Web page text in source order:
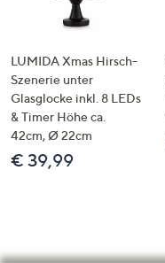
LUMIDA Xmas Hirsch-
Szenerie unter
Glasglocke inkl. 8 LEDs
& Timer Höhe ca.
42cm, Ø 22cm
€ 39,99